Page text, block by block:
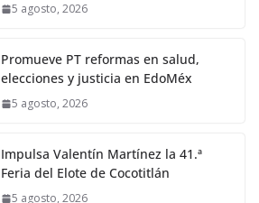
5 agosto, 2026
Promueve PT reformas en salud,
elecciones y justicia en EdoMéx
5 agosto, 2026
Impulsa Valentín Martínez la 41.ª
Feria del Elote de Cocotitlán
5 agosto, 2026